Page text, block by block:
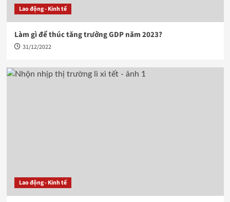
Lao động - Kinh tế
Làm gì để thúc tăng trưởng GDP năm 2023?
31/12/2022
Lao động - Kinh tế